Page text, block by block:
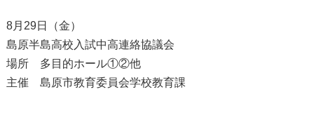
8月29日（金）
島原半島高校入試中高連絡協議会
場所 多目的ホール①②他
主催 島原市教育委員会学校教育課